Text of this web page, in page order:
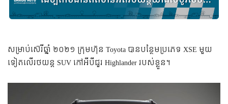
សម្រាប់​ស៊េរី​ឆ្នាំ ២០២១ ក្រុមហ៊ុន Toyota បាន​បន្ថែម​ប្រភេទ XSE មួយ​
ទៀត​លើ​​រថយន្ត​​ SUV កៅអី​បី​ជួរ​ Highlander ​របស់​ខ្លួន។